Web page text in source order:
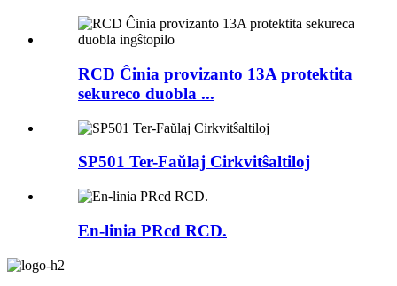
RCD Ĉinia provizanto 13A protektita
sekureco duobla ...
SP501 Ter-Faŭlaj ​​Cirkvitŝaltiloj
En-linia PRcd RCD.